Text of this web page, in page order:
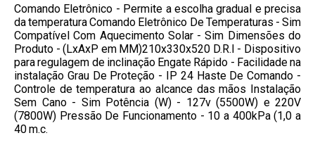
Comando Eletrônico - Permite a escolha gradual e precisa
da temperatura Comando Eletrônico De Temperaturas - Sim
Compatível Com Aquecimento Solar - Sim Dimensões do
Produto - (LxAxP em MM)210x330x520 D.R.I - Dispositivo
para regulagem de inclinação Engate Rápido - Facilidade na
instalação Grau De Proteção - IP 24 Haste De Comando -
Controle de temperatura ao alcance das mãos Instalação
Sem Cano - Sim Potência (W) - 127v (5500W) e 220V
(7800W) Pressão De Funcionamento - 10 a 400kPa (1,0 a
40 m.c.